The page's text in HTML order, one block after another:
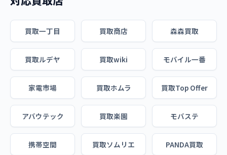
買取一丁目 買取商店 森森買取
買取ルデヤ 買取wiki モバイル一番
家電市場 買取ホムラ 買取Top Offer
アバウテック 買取楽園 モバステ
携帯空間 買取ソムリエ PANDA買取